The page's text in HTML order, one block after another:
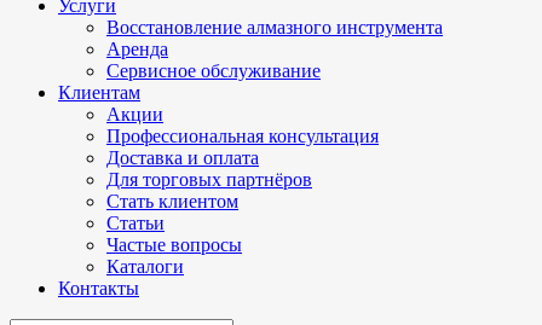
Услуги
Восстановление алмазного инструмента
Аренда
Сервисное обслуживание
Клиентам
Акции
Профессиональная консультация
Доставка и оплата
Для торговых партнёров
Стать клиентом
Статьи
Частые вопросы
Каталоги
Контакты